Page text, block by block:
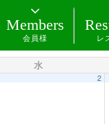
Members
会員様 レ
水
2